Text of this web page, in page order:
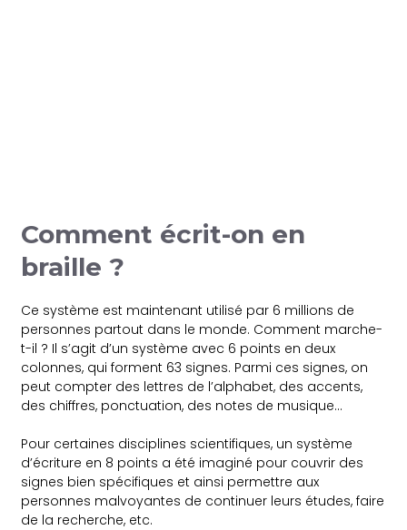
Comment écrit-on en
braille ?
Ce système est maintenant utilisé par 6 millions de
personnes partout dans le monde. Comment marche-
t-il ? Il s’agit d’un système avec 6 points en deux
colonnes, qui forment 63 signes. Parmi ces signes, on
peut compter des lettres de l’alphabet, des accents,
des chiffres, ponctuation, des notes de musique…
Pour certaines disciplines scientifiques, un système
d’écriture en 8 points a été imaginé pour couvrir des
signes bien spécifiques et ainsi permettre aux
personnes malvoyantes de continuer leurs études, faire
de la recherche, etc.